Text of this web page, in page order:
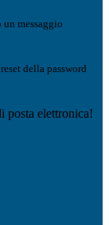
messaggio
della password
posta elettronica!